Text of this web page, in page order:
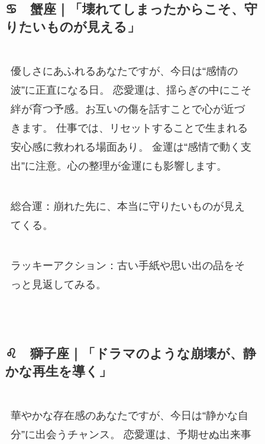
♋ 蟹座｜「壊れてしまったからこそ、守
りたいものが見える」
優しさにあふれるあなたですが、今日は“感情の
波”に正直になる日。 恋愛運は、揺らぎの中にこそ
絆が育つ予感。お互いの傷を話すことで心が近づ
きます。 仕事では、リセットすることで生まれる
安心感に救われる場面あり。 金運は“感情で動く支
出”に注意。心の整理が金運にも影響します。
総合運：崩れた先に、本当に守りたいものが見え
てくる。
ラッキーアクション：古い手紙や思い出の品をそ
っと見返してみる。
♌ 獅子座｜「ドラマのような崩壊が、静
かな再生を導く」
華やかな存在感のあなたですが、今日は“静かな自
分”に出会うチャンス。 恋愛運は、予期せぬ出来事